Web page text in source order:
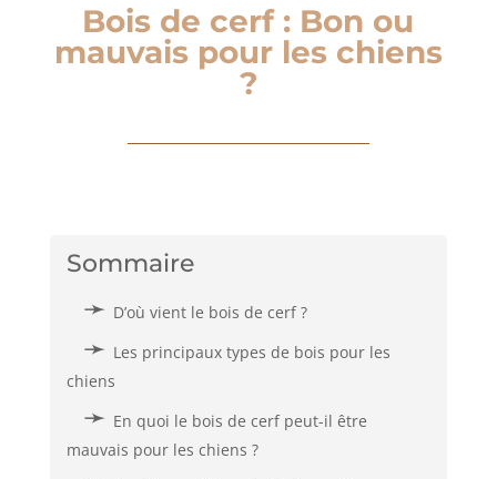
Bois de cerf : Bon ou
mauvais pour les chiens
?
Sommaire
D’où vient le bois de cerf ?
Les principaux types de bois pour les
chiens
En quoi le bois de cerf peut-il être
mauvais pour les chiens ?